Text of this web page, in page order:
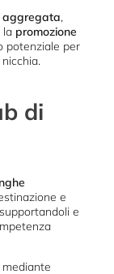
aggregata,
la promozione
potenziale per
di
e
e